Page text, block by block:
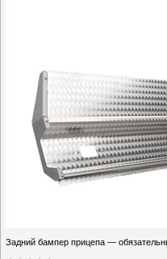
Задний бампер прицепа —